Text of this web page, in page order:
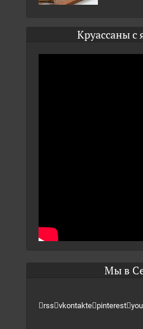
Круассаны с
Мы в
rss vkontakte pinterest